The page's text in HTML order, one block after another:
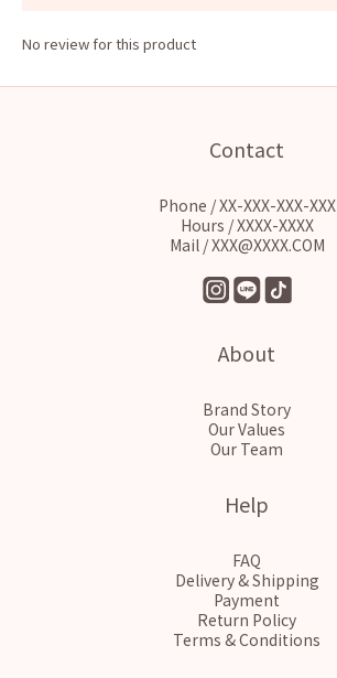
No review for this product
Contact
Phone / XX-XXX-XXX-XXX
Hours / XXXX-XXXX
Mail / XXX@XXXX.COM
About
Brand Story
Our Values
Our Team
Help
FAQ
Delivery & Shipping
Payment
Return Policy
Terms & Conditions